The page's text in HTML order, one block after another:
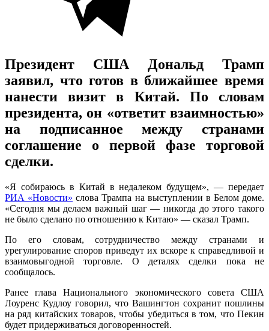
Президент США Дональд Трамп
заявил, что готов в ближайшее время
нанести визит в Китай. По словам
президента, он «ответит взаимностью»
на подписанное между странами
соглашение о первой фазе торговой
сделки.
«Я собираюсь в Китай в недалеком будущем», — передает
РИА «Новости» слова Трампа на выступлении в Белом доме.
«Сегодня мы делаем важный шаг — никогда до этого такого
не было сделано по отношению к Китаю» — сказал Трамп.
По его словам, сотрудничество между странами и
урегулирование споров приведут их вскоре к справедливой и
взаимовыгодной торговле. О деталях сделки пока не
сообщалось.
Ранее глава Национального экономического совета США
Лоуренс Кудлоу говорил, что Вашингтон сохранит пошлины
на ряд китайских товаров, чтобы убедиться в том, что Пекин
будет придерживаться договоренностей.